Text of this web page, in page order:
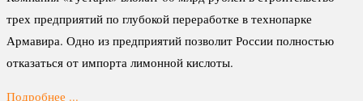
трех предприятий по глубокой переработке в технопарке
Армавира. Одно из предприятий позволит России полностью
отказаться от импорта лимонной кислоты.
Подробнее ...